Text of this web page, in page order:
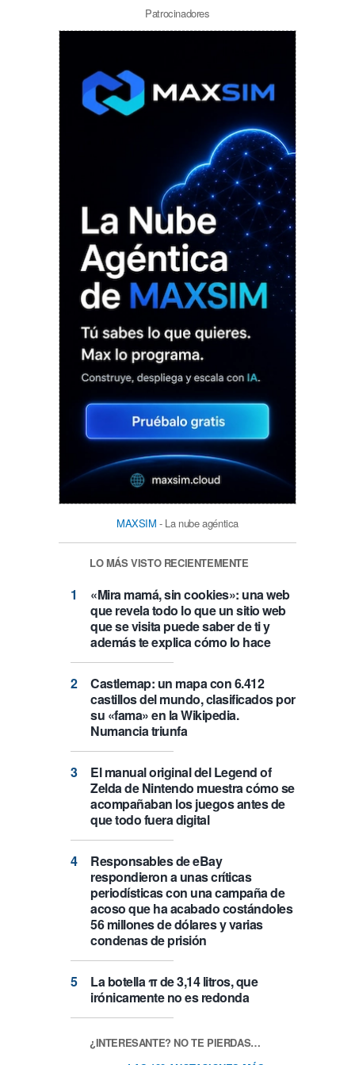
Patrocinadores
MAXSIM - La nube agéntica
LO MÁS VISTO RECIENTEMENTE
«Mira mamá, sin cookies»: una web
que revela todo lo que un sitio web
que se visita puede saber de ti y
además te explica cómo lo hace
Castlemap: un mapa con 6.412
castillos del mundo, clasificados por
su «fama» en la Wikipedia.
Numancia triunfa
El manual original del Legend of
Zelda de Nintendo muestra cómo se
acompañaban los juegos antes de
que todo fuera digital
Responsables de eBay
respondieron a unas críticas
periodísticas con una campaña de
acoso que ha acabado costándoles
56 millones de dólares y varias
condenas de prisión
La botella π de 3,14 litros, que
irónicamente no es redonda
¿INTERESANTE? NO TE PIERDAS…